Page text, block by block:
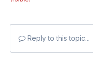
Reply to this topic...